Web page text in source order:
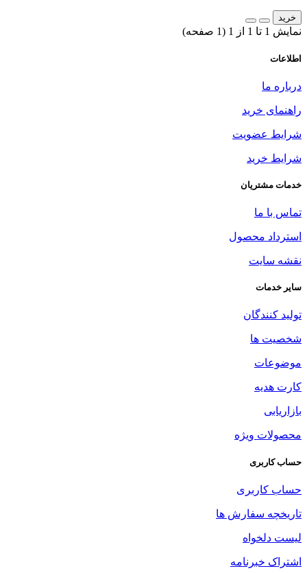
خرید
نمایش 1 تا 1 از 1 (1 صفحه)
اطلاعات
درباره ما
راهنمای خرید
شرایط عضویت
شرایط خرید
خدمات مشتریان
تماس با ما
استرداد محصول
نقشه سایت
سایر خدمات
تولید کنندگان
شخصیت ها
موضوعات
کارت هدیه
بازاریابی
محصولات ویژه
حساب کاربری
حساب کاربری
تاریخچه سفارش ها
لیست دلخواه
اشتراک خبرنامه